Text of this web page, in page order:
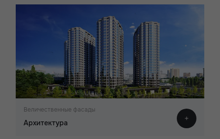
Величественные фасады
Архитектура